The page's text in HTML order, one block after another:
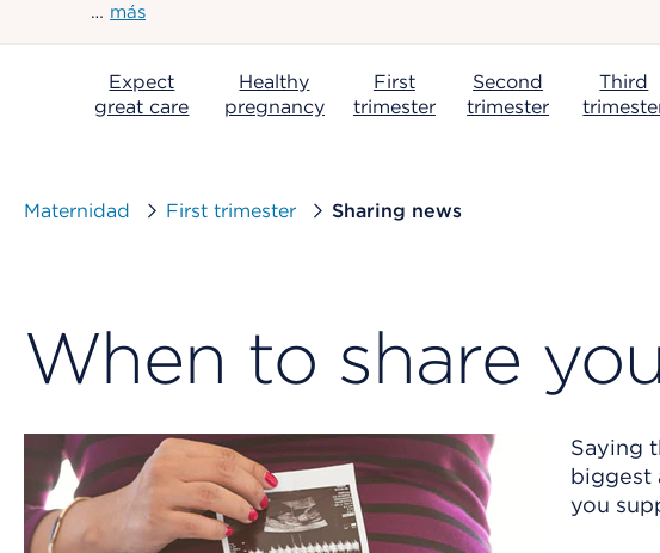
… más
Expect
great care
Healthy
pregnancy
First
trimester
Second
trimester
Third
Maternidad First trimester Sharing news
When to share
Saying
biggest
you